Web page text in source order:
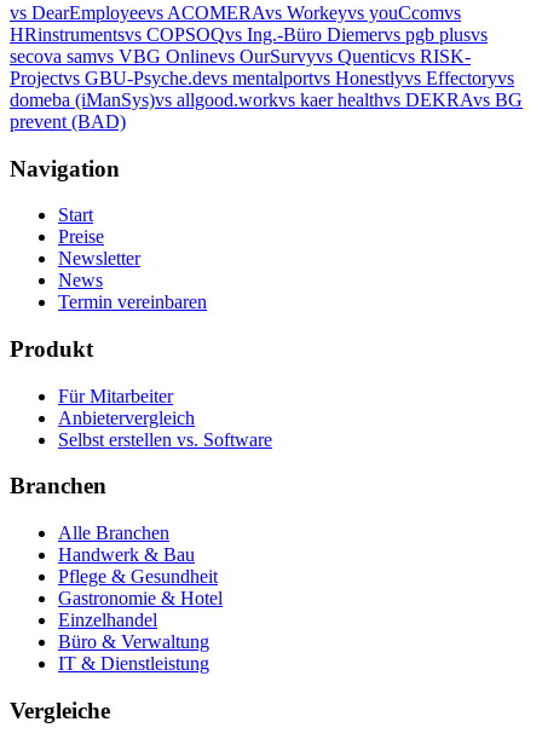
vs DearEmployeevs ACOMERAvs Workeyvs youCcomvs
HRinstrumentsvs COPSOQvs Ing.-Büro Diemervs pgb plusvs
secova samvs VBG Onlinevs OurSurvyvs Quenticvs RISK-
Projectvs GBU-Psyche.devs mentalportvs Honestlyvs Effectoryvs
domeba (iManSys)vs allgood.workvs kaer healthvs DEKRAvs BG
prevent (BAD)
Navigation
Start
Preise
Newsletter
News
Termin vereinbaren
Produkt
Für Mitarbeiter
Anbietervergleich
Selbst erstellen vs. Software
Branchen
Alle Branchen
Handwerk & Bau
Pflege & Gesundheit
Gastronomie & Hotel
Einzelhandel
Büro & Verwaltung
IT & Dienstleistung
Vergleiche